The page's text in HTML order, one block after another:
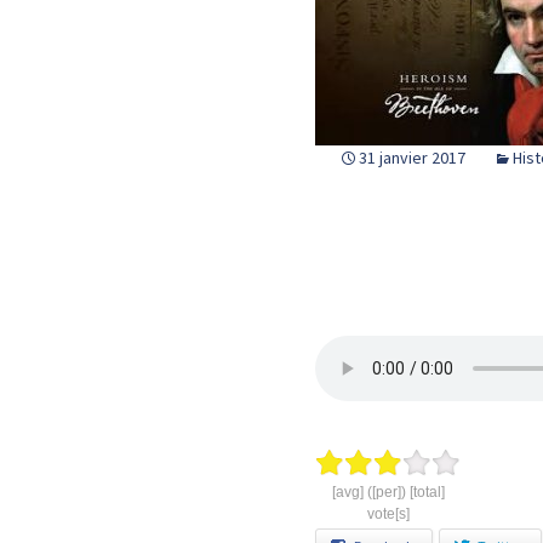
31 janvier 2017
[avg] ([per]) [total]
vote[s]